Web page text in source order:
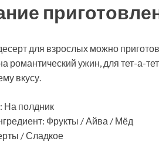
для взрослых можно
романтический ужин, для тет-а-
вкусу.
На полдник
Фрукты / Айва / Мёд
/ Сладкое